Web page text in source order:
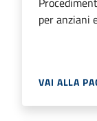
per anziani
VAI ALLA